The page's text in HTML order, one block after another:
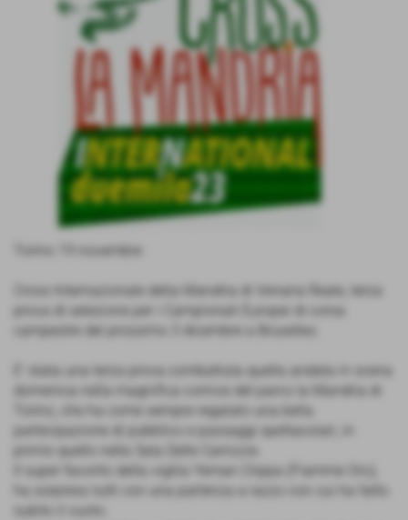
Torino 19 novembre
Cross Internazionale della Mandria di Venaria Reale, terza
prova di selezione per i Campionati Europei di corsa
campestre del prossimo 3 dicembre a Bruxelles.
E' stata una terza prova combattuta quella andata in scena
domenica nella magnifica cornice del parco la Mandria di
Torino, che ha come sempre regalato una bella
partecipazione di pubblico e passaggi spettacolari, in
primis quello nella Sala Delle Carrozze.
Il super favorito della vigilia Yeman Crippa (Fiamme Oro),
ha sorpreso tutti con una partenza a razzo con cui ha fatto
subito il vuoto.